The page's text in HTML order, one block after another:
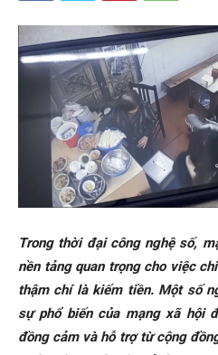
Trong thời đại công nghệ số,
nền tảng quan trọng cho việc
thậm chí là kiếm tiền. Một số
sự phổ biến của mạng xã hội
đồng cảm và hỗ trợ từ cộng